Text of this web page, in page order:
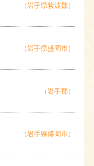
（岩手県紫波郡）
（岩手県盛岡市）
（岩手郡）
（岩手県盛岡市）